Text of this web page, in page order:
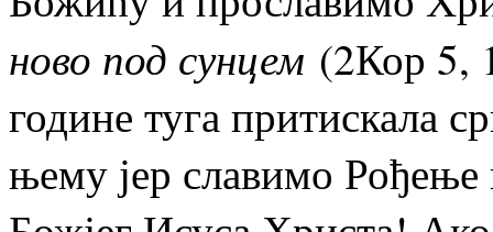
ново под сунцем (2Кор 5,
године туга притискала
њему јер славимо